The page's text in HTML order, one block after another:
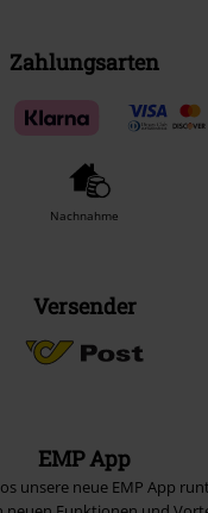
Zahlungsarten
Nachnahme
Versender
EMP App
unsere neue EMP App